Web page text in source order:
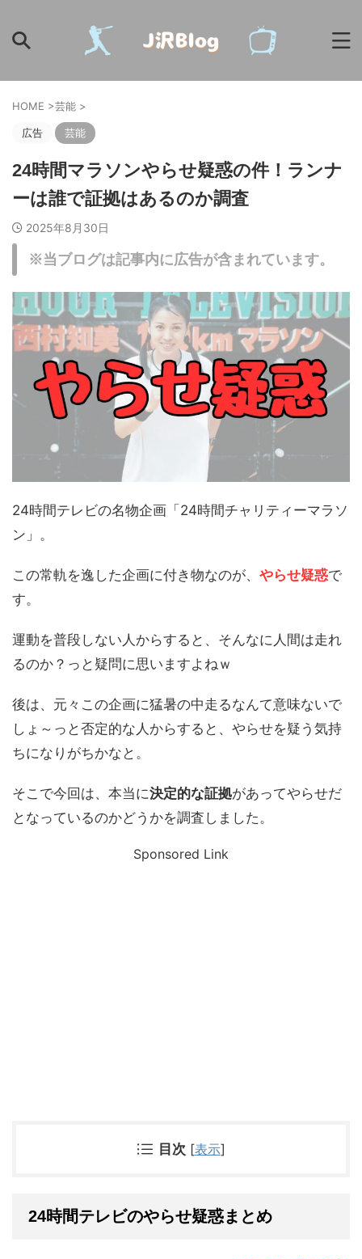
HOME >芸能 >
広告 芸能
24時間マラソンやらせ疑惑の件！ランナ
ーは誰で証拠はあるのか調査
2025年8月30日
※当ブログは記事内に広告が含まれています。
24時間テレビの名物企画「24時間チャリティーマラソ
ン」。
この常軌を逸した企画に付き物なのが、 やらせ疑惑で
す。
運動を普段しない人からすると、そんなに人間は走れ
るのか？っと疑問に思いますよねｗ
後は、元々この企画に猛暑の中走るなんて意味ないで
しょ～っと否定的な人からすると、やらせを疑う気持
ちになりがちかなと。
そこで今回は、本当に決定的な証拠があってやらせだ
となっているのかどうかを調査しました。
Sponsored Link
目次 [表示]
24時間テレビのやらせ疑惑まとめ